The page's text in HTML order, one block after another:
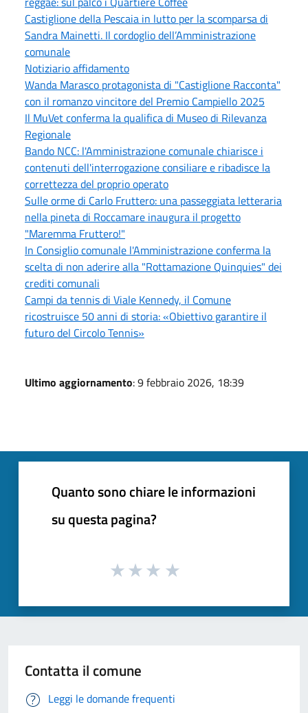
Castiglione della Pescaia in lutto per la scomparsa di
Sandra Mainetti. Il cordoglio dell’Amministrazione
comunale
Notiziario affidamento
Wanda Marasco protagonista di "Castiglione Racconta"
con il romanzo vincitore del Premio Campiello 2025
Il MuVet conferma la qualifica di Museo di Rilevanza
Regionale
Bando NCC: l'Amministrazione comunale chiarisce i
contenuti dell'interrogazione consiliare e ribadisce la
correttezza del proprio operato
Sulle orme di Carlo Fruttero: una passeggiata letteraria
nella pineta di Roccamare inaugura il progetto
"Maremma Fruttero!"
In Consiglio comunale l'Amministrazione conferma la
scelta di non aderire alla "Rottamazione Quinquies" dei
crediti comunali
Campi da tennis di Viale Kennedy, il Comune
ricostruisce 50 anni di storia: «Obiettivo garantire il
futuro del Circolo Tennis»
Ultimo aggiornamento: 9 febbraio 2026, 18:39
Quanto sono chiare le informazioni
su questa pagina?
Contatta il comune
Leggi le domande frequenti